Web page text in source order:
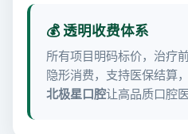
💰 透明收费体系
所有项目明码标价，治疗
隐形消费，支持医保结算
北极星口腔让高品质口腔